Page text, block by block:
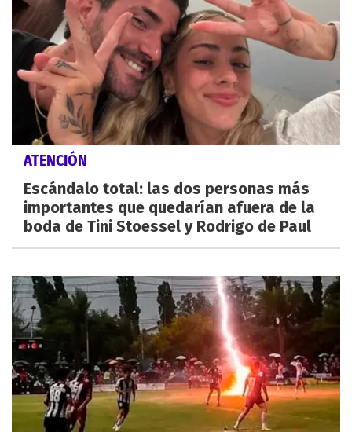
ATENCIÓN
Escándalo total: las dos personas más
importantes que quedarían afuera de la
boda de Tini Stoessel y Rodrigo de Paul